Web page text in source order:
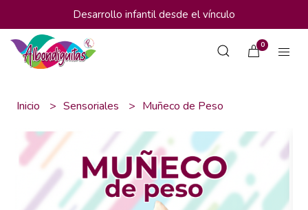
Desarrollo infantil desde el vínculo
0
Inicio Sensoriales Muñeco de Peso